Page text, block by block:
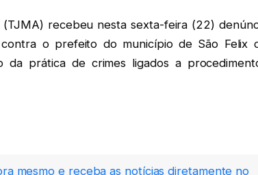
recebeu nesta sexta-feira (22)
o prefeito do município de São Felix
da prática de crimes ligados a
mesmo e receba as notícias diretamente no